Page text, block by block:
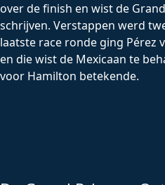
over de finish en wist de
schrijven. Verstappen werd
laatste race ronde ging Pérez
en die wist de Mexicaan te
voor Hamilton betekende.